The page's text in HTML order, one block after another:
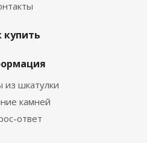
купить
из шкатулки
камней
ответ